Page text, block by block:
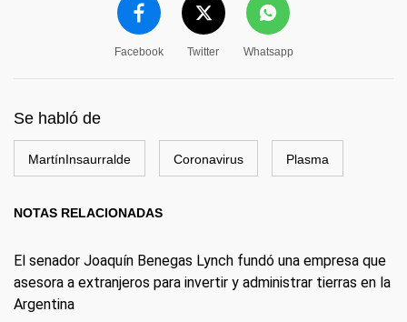
Facebook Twitter Whatsapp
Se habló de
MartínInsaurralde Coronavirus Plasma
NOTAS RELACIONADAS
El senador Joaquín Benegas Lynch fundó una empresa que
asesora a extranjeros para invertir y administrar tierras en la
Argentina